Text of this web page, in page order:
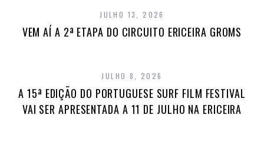
JULHO 13, 2026
VEM AÍ A 2ª ETAPA DO CIRCUITO ERICEIRA GROMS
JULHO 8, 2026
A 15ª EDIÇÃO DO PORTUGUESE SURF FILM FESTIVAL
VAI SER APRESENTADA A 11 DE JULHO NA ERICEIRA